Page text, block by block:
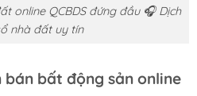
online QCBDS đứng đầu 🎧 Dịch
nhà đất uy tín
bất động sản online